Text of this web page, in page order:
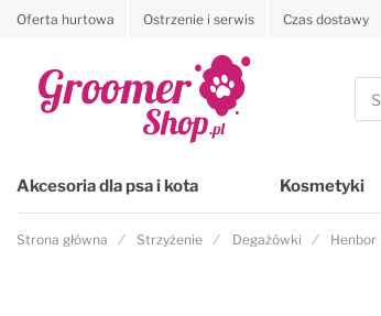
Oferta hurtowa Ostrzenie i serwis Czas dostawy
Szukaj
Akcesoria dla psa i kota Kosmetyki
Strona główna Strzyżenie Degażówki Henbor